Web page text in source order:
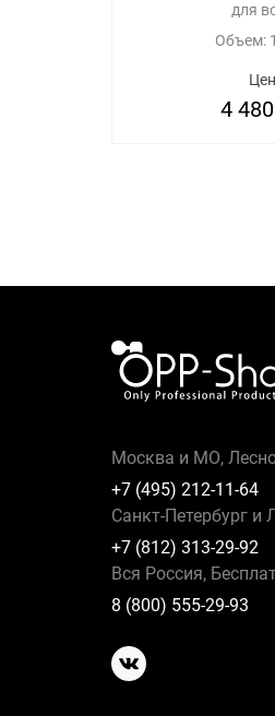
для
Объем:
4
Москва и МО,
+7 (495) 212-11-64
Санкт-Петербург и
+7 (812) 313-29-92
Вся Россия,
8 (800) 555-29-93